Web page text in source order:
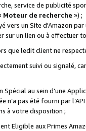
service de publicité
Moteur de recherche ») ;
vers un Site d'Amazon
sur un lien ou à
que ledit client ne
suivi ou signalé,
Spécial au sein d’une
pas été fourni par
à votre disposition ;
Eligible aux Primes